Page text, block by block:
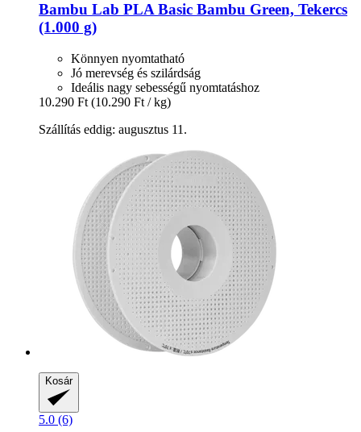
Bambu Lab PLA Basic Bambu Green, Tekercs
(1.000 g)
Könnyen nyomtatható
Jó merevség és szilárdság
Ideális nagy sebességű nyomtatáshoz
10.290 Ft (10.290 Ft / kg)
Szállítás eddig: augusztus 11.
Kosár
5.0 (6)